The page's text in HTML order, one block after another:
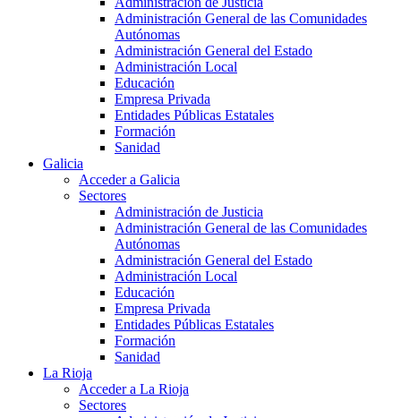
Administración General de las Comunidades
Autónomas
Administración General del Estado
Administración Local
Educación
Empresa Privada
Entidades Públicas Estatales
Formación
Sanidad
Galicia
Acceder a Galicia
Sectores
Administración de Justicia
Administración General de las Comunidades
Autónomas
Administración General del Estado
Administración Local
Educación
Empresa Privada
Entidades Públicas Estatales
Formación
Sanidad
La Rioja
Acceder a La Rioja
Sectores